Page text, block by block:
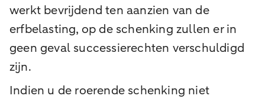
werkt bevrijdend ten aanzien van de
erfbelasting, op de schenking zullen er in
geen geval successierechten verschuldigd
zijn.
Indien u de roerende schenking niet